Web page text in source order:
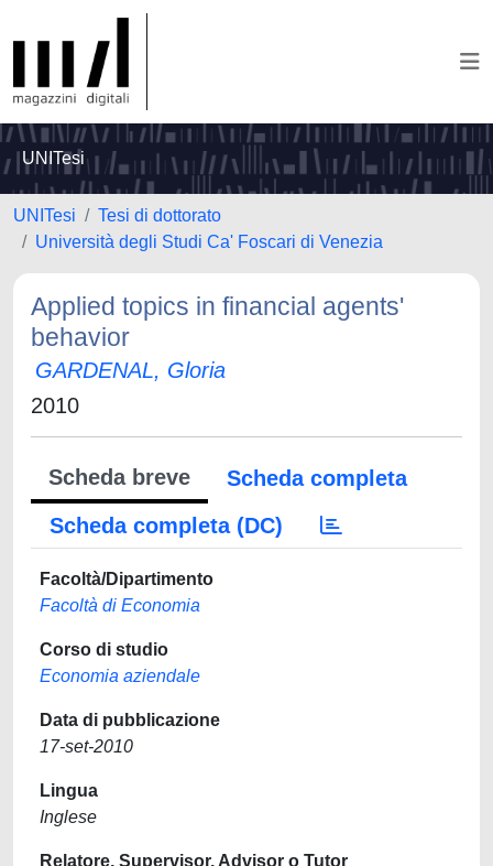
UNITesi
UNITesi
Tesi di dottorato
Università degli Studi Ca' Foscari di Venezia
Applied topics in financial agents'
behavior
GARDENAL, Gloria
2010
Scheda breve
Scheda completa
Scheda completa (DC)
Facoltà/Dipartimento
Facoltà di Economia
Corso di studio
Economia aziendale
Data di pubblicazione
17-set-2010
Lingua
Inglese
Relatore, Supervisor, Advisor o Tutor